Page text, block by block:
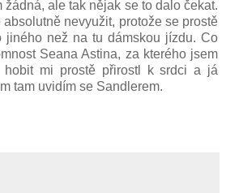
žádná, ale tak nějak se to dalo čekat.
nevyužit, protože se prostě
jiného než na tu dámskou jízdu. Co
Seana Astina, za kterého jsem
mi prostě přirostl k srdci a já
tam uvidím se Sandlerem.